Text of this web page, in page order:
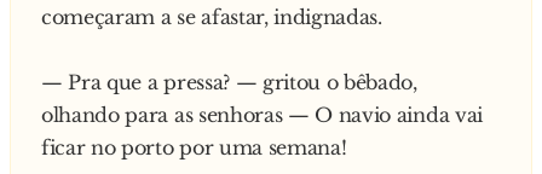
começaram a se afastar, indignadas.
— Pra que a pressa? — gritou o bêbado,
olhando para as senhoras — O navio ainda vai
ficar no porto por uma semana!